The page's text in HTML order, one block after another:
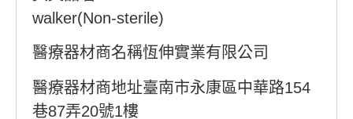
walker(Non-sterile)
醫療器材商名稱恆伸實業有限公司
醫療器材商地址臺南市永康區中華路154
巷87弄20號1樓